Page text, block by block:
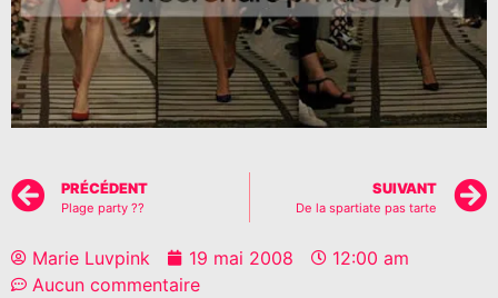
PRÉCÉDENT
Plage party ??
SUIVANT
De la spartiate pas tarte
Marie Luvpink 19 mai 2008
12:00 am
Aucun commentaire